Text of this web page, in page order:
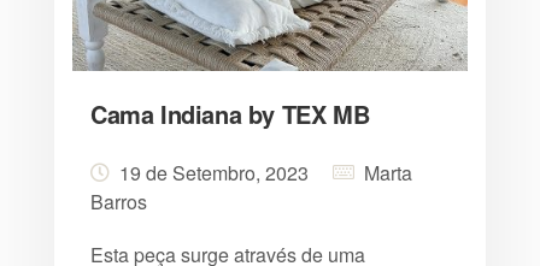
Cama Indiana by TEX MB
19 de Setembro, 2023
Marta
Barros
Esta peça surge através de uma